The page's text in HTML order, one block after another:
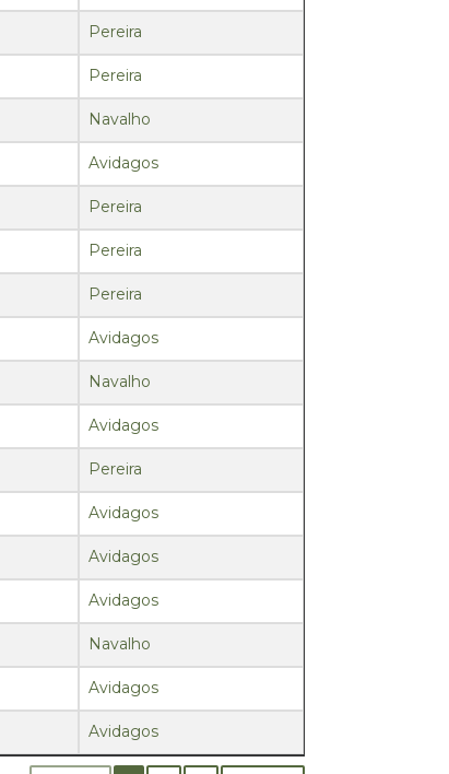
Pereira
Pereira
Navalho
Avidagos
Pereira
Pereira
Pereira
Avidagos
Navalho
Avidagos
Pereira
Avidagos
Avidagos
Avidagos
Navalho
Avidagos
Avidagos